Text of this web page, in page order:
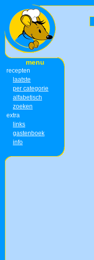
menu
recepten
laatste
per categorie
alfabetisch
zoeken
extra
links
gastenboek
info